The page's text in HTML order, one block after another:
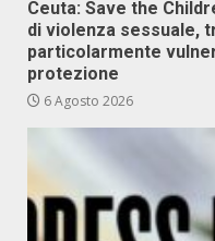
Ceuta: Save the
di violenza sessuale,
particolarmente
protezione
6 Agosto 2026